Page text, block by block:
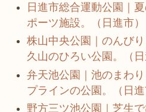
日進市総合運動公園｜
ポーツ施設。（日進市）
株山中央公園｜のんび
久山のひろい公園。（日
弁天池公園｜池のまわ
プラインの公園。（日進
野方三ツ池公園｜芝生